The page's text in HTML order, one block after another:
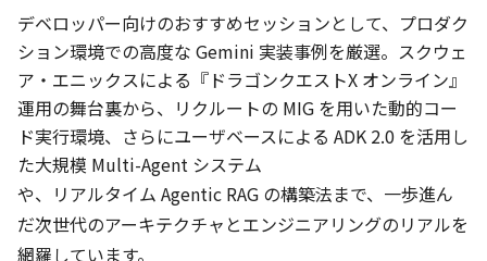
デベロッパー向けのおすすめセッションとして、プロダク
ション環境での高度な Gemini 実装事例を厳選。スクウェ
ア・エニックスによる『ドラゴンクエストX オンライン』
運用の舞台裏から、リクルートの MIG を用いた動的コー
ド実行環境、さらにユーザベースによる ADK 2.0 を活用し
た大規模 Multi-Agent システム
や、リアルタイム Agentic RAG の構築法まで、一歩進ん
だ次世代のアーキテクチャとエンジニアリングのリアルを
網羅しています。